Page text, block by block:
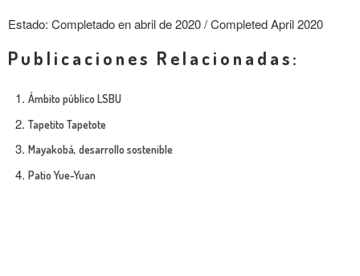
Estado: Completado en abril de 2020 / Completed April 2020
Publicaciones Relacionadas:
Ámbito público LSBU
Tapetito Tapetote
Mayakobá, desarrollo sostenible
Patio Yue-Yuan